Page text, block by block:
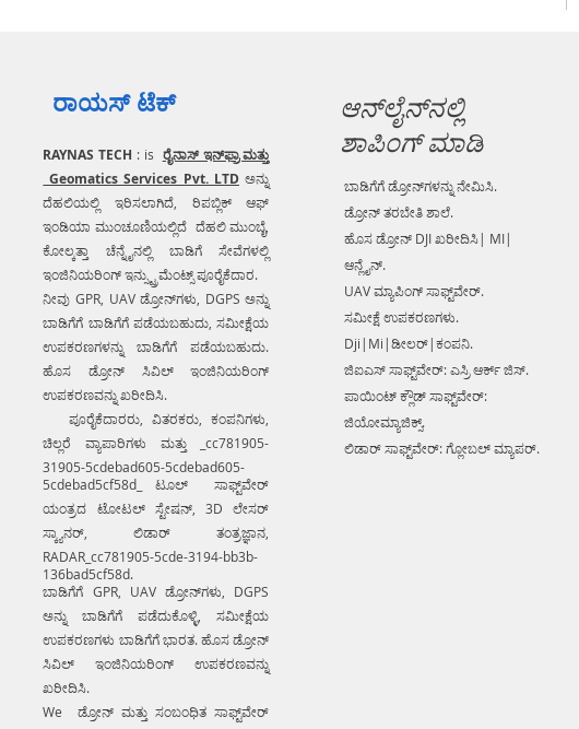
ರಾಯಸ್ ಟೆಕ್
RAYNAS TECH : is ರೈನಾಸ್ ಇನ್‌ಫ್ರಾ ಮತ್ತು
Geomatics Services Pvt. LTD ಅನ್ನು
ದೆಹಲಿಯಲ್ಲಿ ಇರಿಸಲಾಗಿದೆ, ರಿಪಬ್ಲಿಕ್ ಆಫ್
ಇಂಡಿಯಾ ಮುಂಚೂಣಿಯಲ್ಲಿದೆ ದೆಹಲಿ ಮುಂಬೈ,
ಕೋಲ್ಕತ್ತಾ ಚೆನ್ನೈನಲ್ಲಿ ಬಾಡಿಗೆ ಸೇವೆಗಳಲ್ಲಿ
ಇಂಜಿನಿಯರಿಂಗ್ ಇನ್ಸ್ಟ್ರುಮೆಂಟ್ಸ್ ಪೂರೈಕೆದಾರ.
ನೀವು GPR, UAV ಡ್ರೋನ್‌ಗಳು, DGPS ಅನ್ನು
ಬಾಡಿಗೆಗೆ ಬಾಡಿಗೆಗೆ ಪಡೆಯಬಹುದು, ಸಮೀಕ್ಷೆಯ
ಉಪಕರಣಗಳನ್ನು ಬಾಡಿಗೆಗೆ ಪಡೆಯಬಹುದು.
ಹೊಸ ಡ್ರೋನ್ ಸಿವಿಲ್ ಇಂಜಿನಿಯರಿಂಗ್
ಉಪಕರಣವನ್ನು ಖರೀದಿಸಿ.
ಪೂರೈಕೆದಾರರು, ವಿತರಕರು, ಕಂಪನಿಗಳು,
ಚಿಲ್ಲರೆ ವ್ಯಾಪಾರಿಗಳು ಮತ್ತು _cc781905-
31905-5cdebad605-5cdebad605-
5cdebad5cf58d_ ಟೂಲ್ ಸಾಫ್ಟ್‌ವೇರ್
ಯಂತ್ರದ ಟೋಟಲ್ ಸ್ಟೇಷನ್, 3D ಲೇಸರ್
ಸ್ಕ್ಯಾನರ್, ಲಿಡಾರ್ ತಂತ್ರಜ್ಞಾನ,
RADAR_cc781905-5cde-3194-bb3b-
136bad5cf58d.
ಬಾಡಿಗೆಗೆ GPR, UAV ಡ್ರೋನ್‌ಗಳು, DGPS
ಅನ್ನು ಬಾಡಿಗೆಗೆ ಪಡೆದುಕೊಳ್ಳಿ, ಸಮೀಕ್ಷೆಯ
ಉಪಕರಣಗಳು ಬಾಡಿಗೆಗೆ ಭಾರತ. ಹೊಸ ಡ್ರೋನ್
ಸಿವಿಲ್ ಇಂಜಿನಿಯರಿಂಗ್ ಉಪಕರಣವನ್ನು
ಖರೀದಿಸಿ.
We ಡ್ರೋನ್ ಮತ್ತು ಸಂಬಂಧಿತ ಸಾಫ್ಟ್‌ವೇರ್
ಆನ್‌ಲೈನ್‌ನಲ್ಲಿ
ಶಾಪಿಂಗ್ ಮಾಡಿ
ಬಾಡಿಗೆಗೆ ಡ್ರೋನ್‌ಗಳನ್ನು ನೇಮಿಸಿ.
ಡ್ರೋನ್ ತರಬೇತಿ ಶಾಲೆ.
ಹೊಸ ಡ್ರೋನ್ DJI ಖರೀದಿಸಿ| MI|
ಆನ್ಲೈನ್.
UAV ಮ್ಯಾಪಿಂಗ್ ಸಾಫ್ಟ್‌ವೇರ್.
ಸಮೀಕ್ಷೆ ಉಪಕರಣಗಳು.
Dji|Mi|ಡೀಲರ್|ಕಂಪನಿ.
ಜಿಐಎಸ್ ಸಾಫ್ಟ್‌ವೇರ್: ಎಸ್ರಿ ಆರ್ಕ್ ಜಿಸ್.
ಪಾಯಿಂಟ್ ಕ್ಲೌಡ್ ಸಾಫ್ಟ್‌ವೇರ್:
ಜಿಯೋಮ್ಯಾಜಿಕ್ಸ್.
ಲಿಡಾರ್ ಸಾಫ್ಟ್‌ವೇರ್: ಗ್ಲೋಬಲ್ ಮ್ಯಾಪರ್.